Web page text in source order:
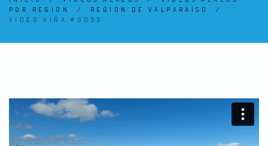
POR REGION
/ REGIÓN DE VALPARAÍSO
/
VIDEO VIÑA #0053